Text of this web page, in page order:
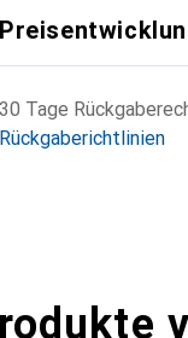
30 Tage
Rückgaberichtlinien